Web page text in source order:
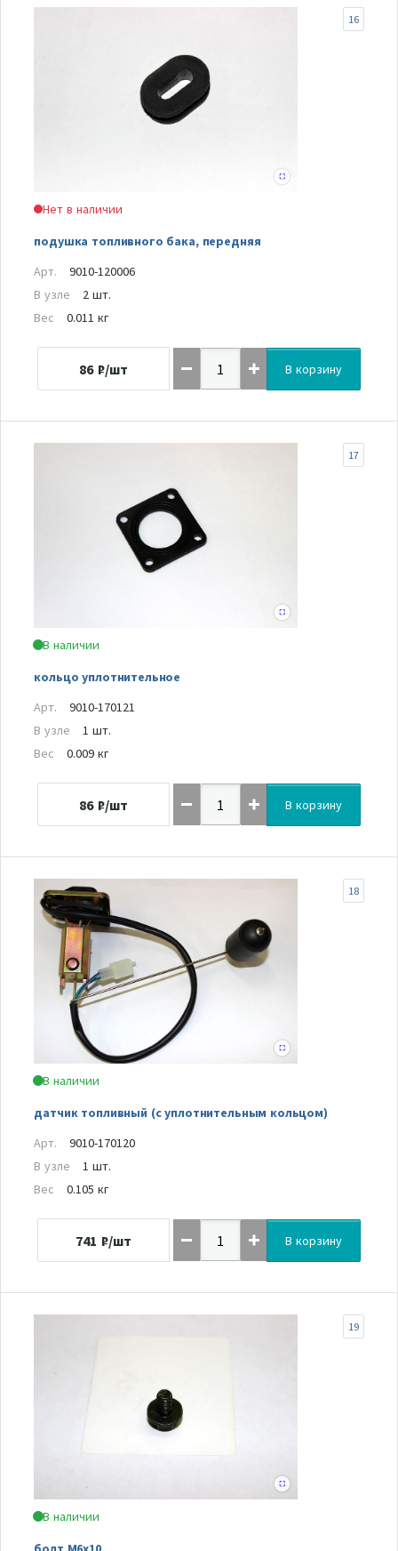
Нет в наличии
подушка топливного бака, передняя
16
Арт.
9010-120006
В узле
2 шт.
Вес
0.011 кг
86 ₽/шт В корзину
В наличии
кольцо уплотнительное
17
Арт.
9010-170121
В узле
1 шт.
Вес
0.009 кг
86 ₽/шт В корзину
В наличии
датчик топливный (с уплотнительным кольцом)
18
Арт.
9010-170120
В узле
1 шт.
Вес
0.105 кг
741 ₽/шт В корзину
В наличии
19